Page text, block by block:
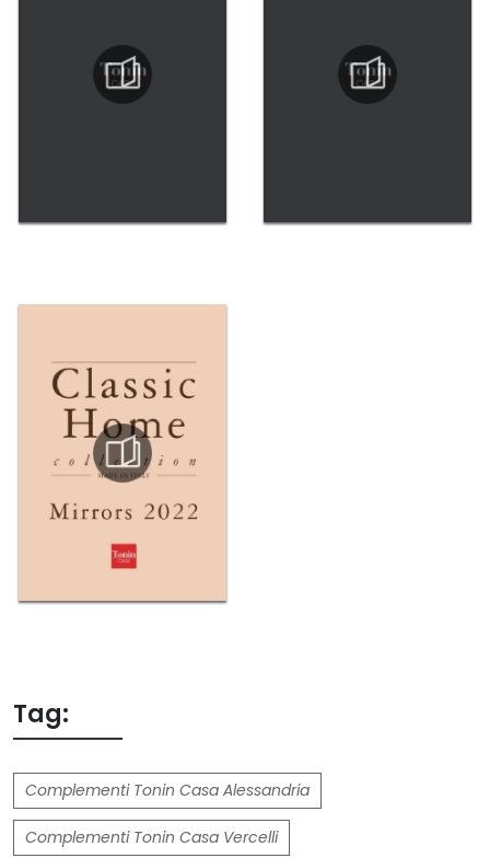
Tag:
Complementi Tonin Casa Alessandria
Complementi Tonin Casa Vercelli